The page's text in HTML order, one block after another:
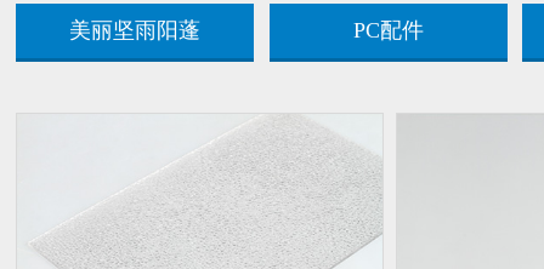
美丽坚雨阳蓬 PC配件